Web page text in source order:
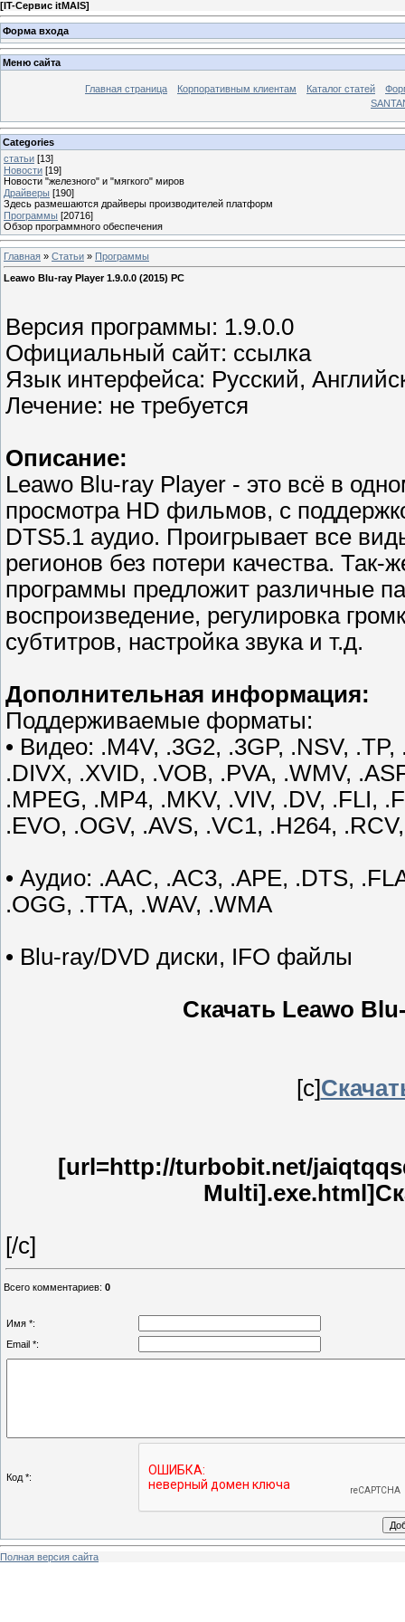
[IT-Сервис itMAIS]
Форма входа
Меню сайта
Главная страница Корпоративным клиентам Каталог статей
Categories
статьи [13]
Новости [19]
Новости "железного" и "мягкого" миров
Драйверы [190]
Здесь размешаются драйверы производителей платформ
Программы [20716]
Обзор программного обеспечения
Главная » Статьи » Программы
Leawo Blu-ray Player 1.9.0.0 (2015) PC
Версия программы: 1.9.0.0
Официальный сайт: ссылка
Язык интерфейса: Русский,
Лечение: не требуется
Описание:
Leawo Blu-ray Player - это всё в
просмотра HD фильмов, с
DTS5.1 аудио. Проигрывает все
регионов без потери качества.
программы предложит различные
воспроизведение, регулировка
субтитров, настройка звука и т.д.
Дополнительная информация:
Поддерживаемые форматы:
• Видео: .M4V, .3G2, .3GP, .NSV,
.DIVX, .XVID, .VOB, .PVA, .WMV,
.MPEG, .MP4, .MKV, .VIV, .DV, .FLI,
.EVO, .OGV, .AVS, .VC1, .H264,
• Аудио: .AAC, .AC3, .APE, .DTS,
.OGG, .TTA, .WAV, .WMA
• Blu-ray/DVD диски, IFO файлы
Скачать Leawo
[c]
[url=http://turbobit.net/
[/c]
Всего комментариев: 0
Имя *:
Email *:
Код *:
Полная версия сайта